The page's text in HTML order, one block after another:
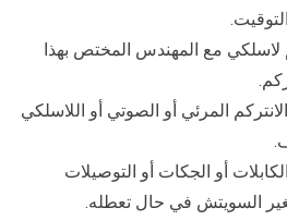
لاسلكي مع المهندس المختص بهذا
المرئي أو الصوتي أو اللاسلكي
أو الجكات أو التوصيلات
السويتش في حال تعطله.